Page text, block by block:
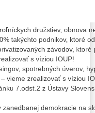
družstiev, obnova
takýchto podnikov, ktoré
závodov,
s víziou IOUP!
spotrebných úverov,
vieme zrealizovať s víziou
7.odst.2 z Ústavy
demokracie na